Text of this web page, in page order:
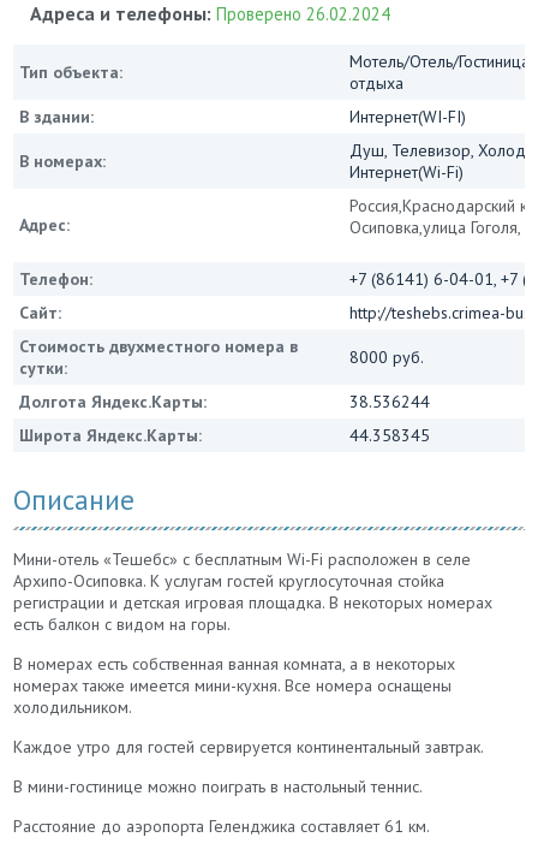
Адреса и телефоны:Проверено 26.02.2024
Тип объекта:
Мотель/Отель/
отдыха
В здании:
Интернет(WI-FI)
В номерах:
Душ, Телевизор,
Интернет(Wi-Fi)
Адрес:
Россия,Краснодарский
Осиповка,улица Гоголя,
Телефон:
+7 (86141) 6-04-01, +7
Сайт:
http://teshebs.crimea-
Стоимость двухместного номера в
сутки:
8000 руб.
Долгота Яндекс.Карты:
38.536244
Широта Яндекс.Карты:
44.358345
Описание
Мини-отель «Тешебс» с бесплатным Wi-Fi расположен в селе
Архипо-Осиповка. К услугам гостей круглосуточная стойка
регистрации и детская игровая площадка. В некоторых номерах
есть балкон с видом на горы.
В номерах есть собственная ванная комната, а в некоторых
номерах также имеется мини-кухня. Все номера оснащены
холодильником.
Каждое утро для гостей сервируется континентальный завтрак.
В мини-гостинице можно поиграть в настольный теннис.
Расстояние до аэропорта Геленджика составляет 61 км.